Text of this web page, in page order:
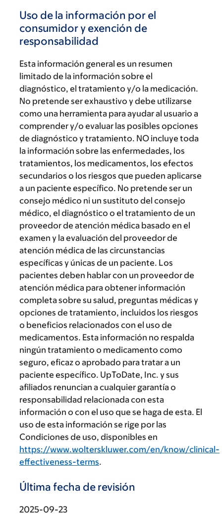
Uso de la información por el
consumidor y exención de
responsabilidad
Esta información general es un resumen
limitado de la información sobre el
diagnóstico, el tratamiento y/o la medicación.
No pretende ser exhaustivo y debe utilizarse
como una herramienta para ayudar al usuario a
comprender y/o evaluar las posibles opciones
de diagnóstico y tratamiento. NO incluye toda
la información sobre las enfermedades, los
tratamientos, los medicamentos, los efectos
secundarios o los riesgos que pueden aplicarse
a un paciente específico. No pretende ser un
consejo médico ni un sustituto del consejo
médico, el diagnóstico o el tratamiento de un
proveedor de atención médica basado en el
examen y la evaluación del proveedor de
atención médica de las circunstancias
específicas y únicas de un paciente. Los
pacientes deben hablar con un proveedor de
atención médica para obtener información
completa sobre su salud, preguntas médicas y
opciones de tratamiento, incluidos los riesgos
o beneficios relacionados con el uso de
medicamentos. Esta información no respalda
ningún tratamiento o medicamento como
seguro, eficaz o aprobado para tratar a un
paciente específico. UpToDate, Inc. y sus
afiliados renuncian a cualquier garantía o
responsabilidad relacionada con esta
información o con el uso que se haga de esta. El
uso de esta información se rige por las
Condiciones de uso, disponibles en
https://www.wolterskluwer.com/en/know/clinical-
effectiveness-terms.
Última fecha de revisión
2025-09-23